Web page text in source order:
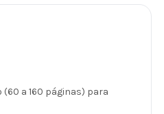
a 160 páginas) para